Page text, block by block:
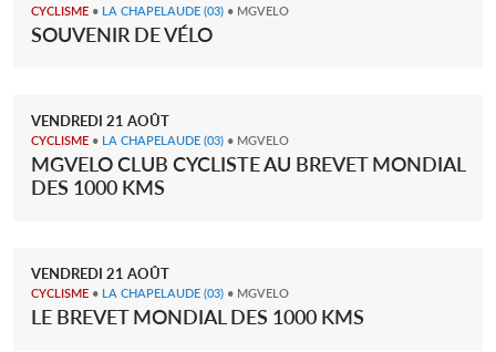
CYCLISME • LA CHAPELAUDE (03) • MGVELO
SOUVENIR DE VÉLO
VENDREDI 21 AOÛT
CYCLISME • LA CHAPELAUDE (03) • MGVELO
MGVELO CLUB CYCLISTE AU BREVET MONDIAL
DES 1000 KMS
VENDREDI 21 AOÛT
CYCLISME • LA CHAPELAUDE (03) • MGVELO
LE BREVET MONDIAL DES 1000 KMS